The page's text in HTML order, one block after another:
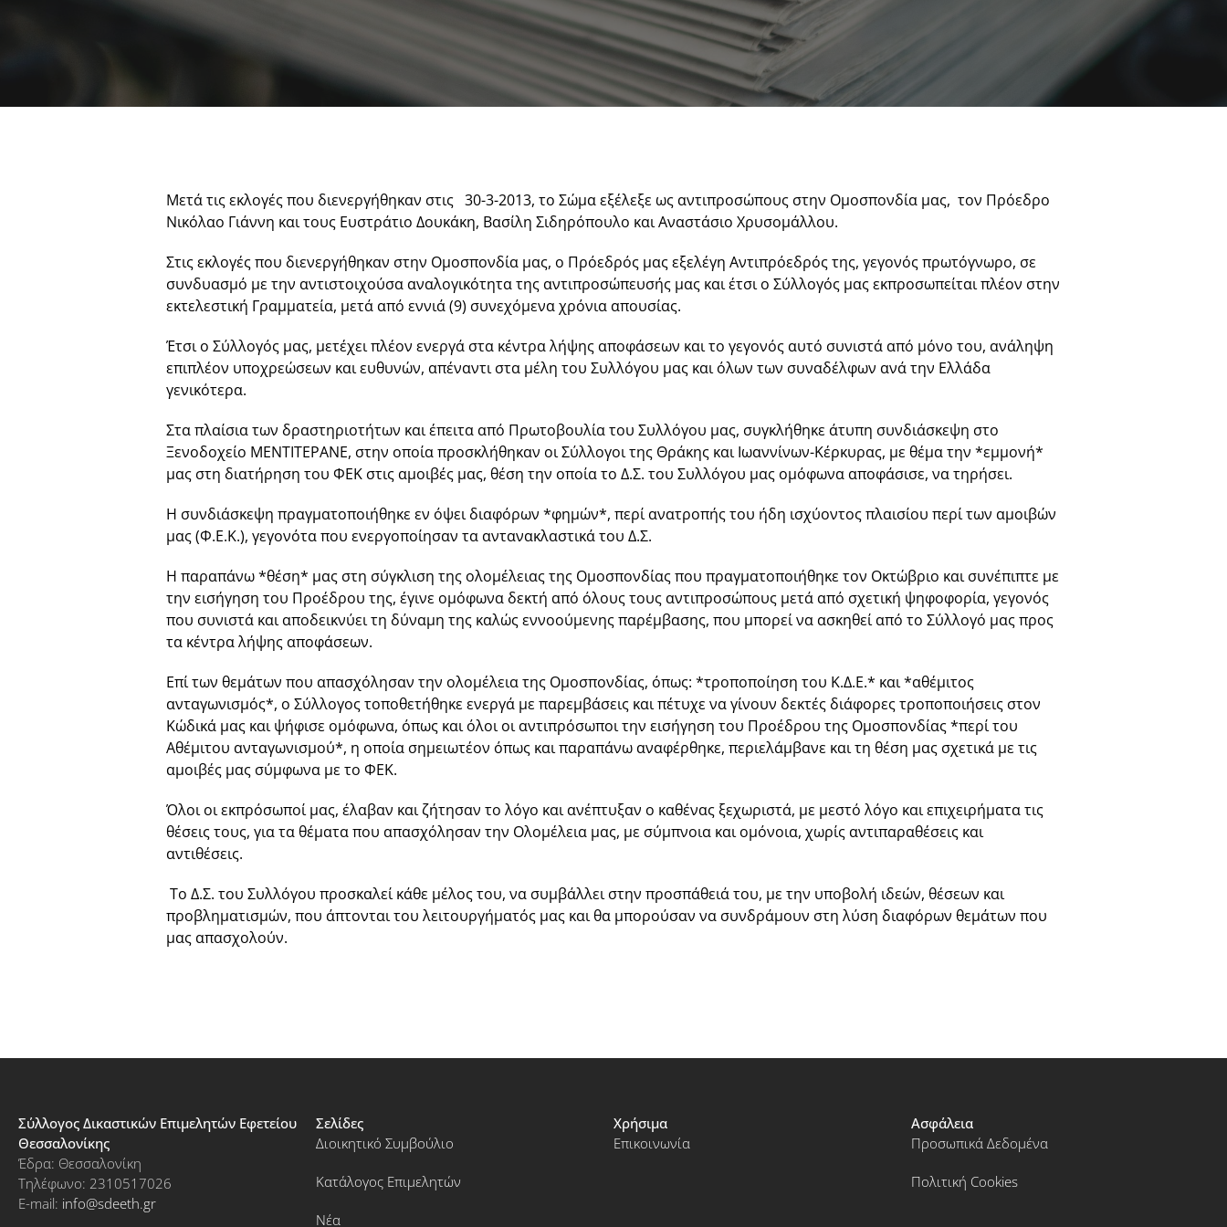
Μετά τις εκλογές που διενεργήθηκαν στις 30-3-2013, το Σώμα εξέλεξε ως αντιπροσώπους στην Ομοσπονδία μας, τον Πρόεδρο
Νικόλαο Γιάννη και τους Ευστράτιο Δουκάκη, Βασίλη Σιδηρόπουλο και Αναστάσιο Χρυσομάλλου.
Στις εκλογές που διενεργήθηκαν στην Ομοσπονδία μας, ο Πρόεδρός μας εξελέγη Αντιπρόεδρός της, γεγονός πρωτόγνωρο, σε
συνδυασμό με την αντιστοιχούσα αναλογικότητα της αντιπροσώπευσής μας και έτσι ο Σύλλογός μας εκπροσωπείται πλέον στην
εκτελεστική Γραμματεία, μετά από εννιά (9) συνεχόμενα χρόνια απουσίας.
Έτσι ο Σύλλογός μας, μετέχει πλέον ενεργά στα κέντρα λήψης αποφάσεων και το γεγονός αυτό συνιστά από μόνο του, ανάληψη
επιπλέον υποχρεώσεων και ευθυνών, απέναντι στα μέλη του Συλλόγου μας και όλων των συναδέλφων ανά την Ελλάδα
γενικότερα.
Στα πλαίσια των δραστηριοτήτων και έπειτα από Πρωτοβουλία του Συλλόγου μας, συγκλήθηκε άτυπη συνδιάσκεψη στο
Ξενοδοχείο ΜΕΝΤΙΤΕΡΑΝΕ, στην οποία προσκλήθηκαν οι Σύλλογοι της Θράκης και Ιωαννίνων-Κέρκυρας, με θέμα την *εμμονή*
μας στη διατήρηση του ΦΕΚ στις αμοιβές μας, θέση την οποία το Δ.Σ. του Συλλόγου μας ομόφωνα αποφάσισε, να τηρήσει.
Η συνδιάσκεψη πραγματοποιήθηκε εν όψει διαφόρων *φημών*, περί ανατροπής του ήδη ισχύοντος πλαισίου περί των αμοιβών
μας (Φ.Ε.Κ.), γεγονότα που ενεργοποίησαν τα αντανακλαστικά του Δ.Σ.
Η παραπάνω *θέση* μας στη σύγκλιση της ολομέλειας της Ομοσπονδίας που πραγματοποιήθηκε τον Οκτώβριο και συνέπιπτε με
την εισήγηση του Προέδρου της, έγινε ομόφωνα δεκτή από όλους τους αντιπροσώπους μετά από σχετική ψηφοφορία, γεγονός
που συνιστά και αποδεικνύει τη δύναμη της καλώς εννοούμενης παρέμβασης, που μπορεί να ασκηθεί από το Σύλλογό μας προς
τα κέντρα λήψης αποφάσεων.
Επί των θεμάτων που απασχόλησαν την ολομέλεια της Ομοσπονδίας, όπως: *τροποποίηση του Κ.Δ.Ε.* και *αθέμιτος
ανταγωνισμός*, ο Σύλλογος τοποθετήθηκε ενεργά με παρεμβάσεις και πέτυχε να γίνουν δεκτές διάφορες τροποποιήσεις στον
Κώδικά μας και ψήφισε ομόφωνα, όπως και όλοι οι αντιπρόσωποι την εισήγηση του Προέδρου της Ομοσπονδίας *περί του
Αθέμιτου ανταγωνισμού*, η οποία σημειωτέον όπως και παραπάνω αναφέρθηκε, περιελάμβανε και τη θέση μας σχετικά με τις
αμοιβές μας σύμφωνα με το ΦΕΚ.
Όλοι οι εκπρόσωποί μας, έλαβαν και ζήτησαν το λόγο και ανέπτυξαν ο καθένας ξεχωριστά, με μεστό λόγο και επιχειρήματα τις
θέσεις τους, για τα θέματα που απασχόλησαν την Ολομέλεια μας, με σύμπνοια και ομόνοια, χωρίς αντιπαραθέσεις και
αντιθέσεις.
Το Δ.Σ. του Συλλόγου προσκαλεί κάθε μέλος του, να συμβάλλει στην προσπάθειά του, με την υποβολή ιδεών, θέσεων και
προβληματισμών, που άπτονται του λειτουργήματός μας και θα μπορούσαν να συνδράμουν στη λύση διαφόρων θεμάτων που
μας απασχολούν.
Σύλλογος Δικαστικών Επιμελητών Εφετείου
Θεσσαλονίκης
Έδρα: Θεσσαλονίκη
Τηλέφωνο: 2310517026
E-mail: info@sdeeth.gr
Σελίδες
Διοικητικό Συμβούλιο
Κατάλογος Επιμελητών
Νέα
Χρήσιμα
Επικοινωνία
Ασφάλεια
Προσωπικά Δεδομένα
Πολιτική Cookies